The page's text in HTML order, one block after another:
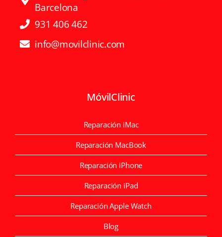
Barcelona
931 406 462
info@movilclinic.com
MóvilClinic
Reparación iMac
Reparación MacBook
Reparación iPhone
Reparación iPad
Reparación Apple Watch
Blog